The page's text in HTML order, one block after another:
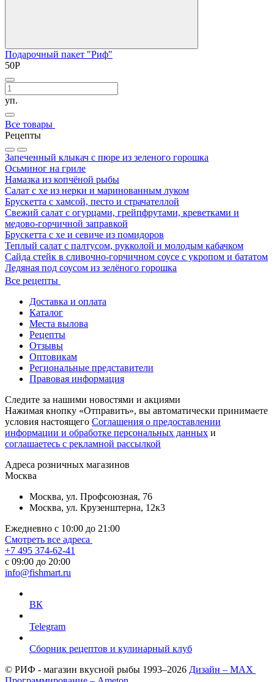
Подарочный пакет "Риф"
50Р
уп.
Все товары
Рецепты
Запеченный клыкач с пюре из зеленого горошка
Осьминог на гриле
Намазка из копчёной рыбы
Салат с хе из нерки и маринованным луком
Брускетта с хамсой, песто и страчателлой
Свежий салат с огурцами, грейпфрутами, креветками и
медово-горчичной заправкой
Брускетта с хе и севиче из помидоров
Теплый салат с палтусом, рукколой и молодым кабачком
Сайда стейк в сливочно-горчичном соусе с укропом и бататом
Ледяная под соусом из зелёного горошка
Все рецепты
Доставка и оплата
Каталог
Места вылова
Рецепты
Отзывы
Оптовикам
Региональные представители
Правовая информация
Следите за нашими новостями и акциями
Нажимая кнопку «Отправить», вы автоматически принимаете
условия настоящего Cоглашения о предоставлении
информации и обработке персональных данных и
соглашаетесь с рекламной рассылкой
Aдреса розничных магазинов
Москва
Москва, ул. Профсоюзная, 76
Москва, ул. Крузенштерна, 12к3
Ежедневно с 10:00 до 21:00
Смотреть все адреса
+7 495 374-62-41
c 09:00 до 20:00
info@fishmart.ru
ВК
Telegram
Сборник рецептов и кулинарный клуб
© РИФ - магазин вкусной рыбы 1993–2026 Дизайн – MAX